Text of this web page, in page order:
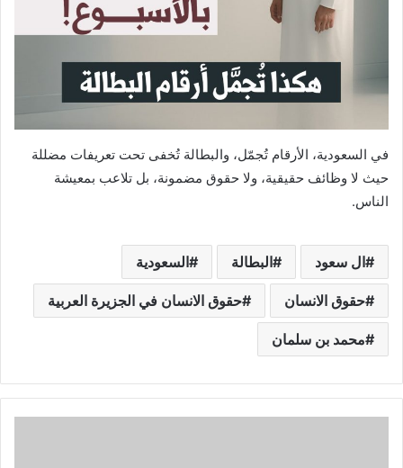
في السعودية، الأرقام تُجمّل، والبطالة تُخفى تحت تعريفات مضللة
حيث لا وظائف حقيقية، ولا حقوق مضمونة، بل تلاعب بمعيشة
الناس.
ال سعود البطالة السعودية
حقوق الانسان حقوق الانسان في الجزيرة العربية
محمد بن سلمان